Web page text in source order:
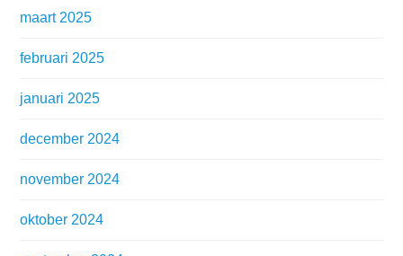
maart 2025
februari 2025
januari 2025
december 2024
november 2024
oktober 2024